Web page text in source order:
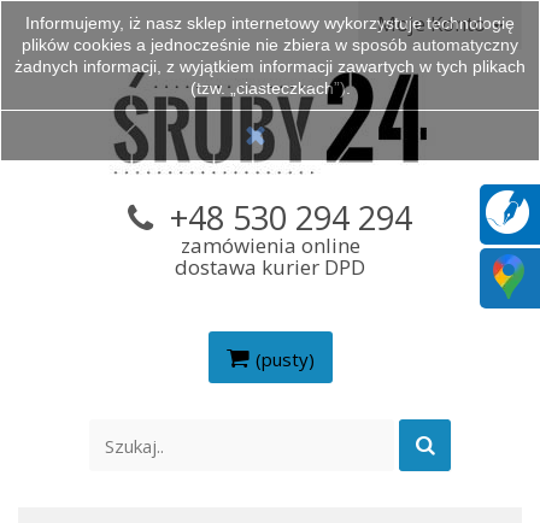
Moje Konto
(pusty)
+48 530 294 294
zamówienia online
dostawa kurier DPD
Informujemy, iż nasz sklep internetowy wykorzystuje technologię
plików cookies a jednocześnie nie zbiera w sposób automatyczny
żadnych informacji, z wyjątkiem informacji zawartych w tych plikach
(tzw. „ciasteczkach”).